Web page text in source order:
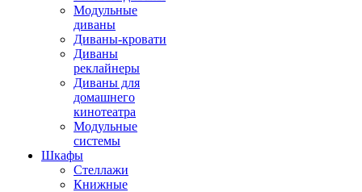
Модульные
диваны
Диваны-кровати
Диваны
реклайнеры
Диваны для
домашнего
кинотеатра
Модульные
системы
Шкафы
Стеллажи
Книжные